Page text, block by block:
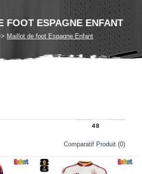
FOOT ESPAGNE ENFANT
Maillot de foot Espagne Enfant
Comparatif Produit (0)